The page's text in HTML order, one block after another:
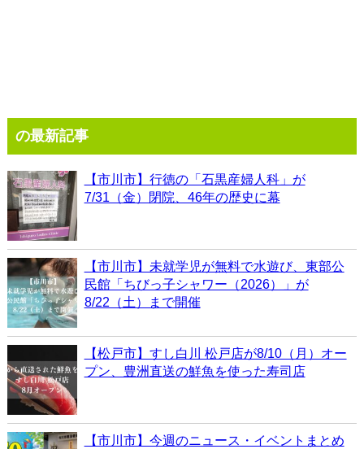
の最新記事
【市川市】行徳の「石黒産婦人科」が
7/31（金）閉院、46年の歴史に幕
【市川市】未就学児が無料で水遊び、東部公
民館「ちびっ子シャワー（2026）」が
8/22（土）まで開催
【松戸市】すし白川 松戸店が8/10（月）オー
プン、豊洲直送の鮮魚を使った寿司店
【市川市】今週のニュース・イベントまとめ